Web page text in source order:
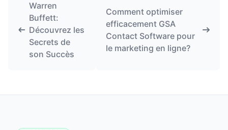
Warren
Buffett:
Découvrez les
Secrets de
son Succès
Comment optimiser
efficacement GSA
Contact Software pour
le marketing en ligne?